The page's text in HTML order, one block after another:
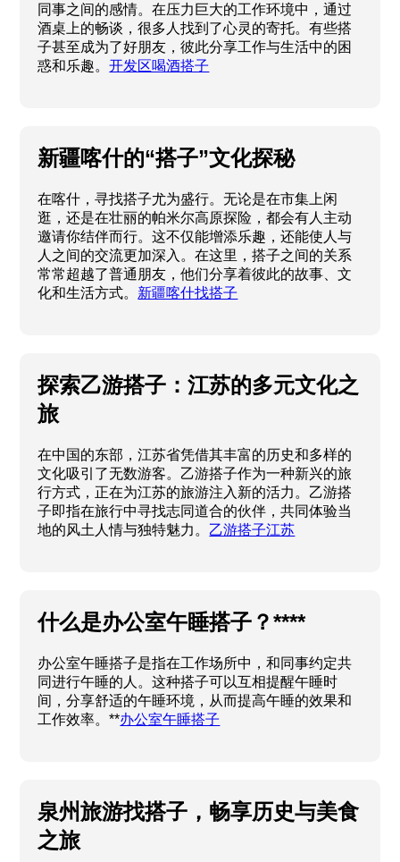
同事之间的感情。在压力巨大的工作环境中，通过
酒桌上的畅谈，很多人找到了心灵的寄托。有些搭
子甚至成为了好朋友，彼此分享工作与生活中的困
惑和乐趣。开发区喝酒搭子
新疆喀什的“搭子”文化探秘
在喀什，寻找搭子尤为盛行。无论是在市集上闲
逛，还是在壮丽的帕米尔高原探险，都会有人主动
邀请你结伴而行。这不仅能增添乐趣，还能使人与
人之间的交流更加深入。在这里，搭子之间的关系
常常超越了普通朋友，他们分享着彼此的故事、文
化和生活方式。 新疆喀什找搭子
探索乙游搭子：江苏的多元文化之
旅
在中国的东部，江苏省凭借其丰富的历史和多样的
文化吸引了无数游客。乙游搭子作为一种新兴的旅
行方式，正在为江苏的旅游注入新的活力。乙游搭
子即指在旅行中寻找志同道合的伙伴，共同体验当
地的风土人情与独特魅力。 乙游搭子江苏
什么是办公室午睡搭子？****
办公室午睡搭子是指在工作场所中，和同事约定共
同进行午睡的人。这种搭子可以互相提醒午睡时
间，分享舒适的午睡环境，从而提高午睡的效果和
工作效率。**办公室午睡搭子
泉州旅游找搭子，畅享历史与美食
之旅